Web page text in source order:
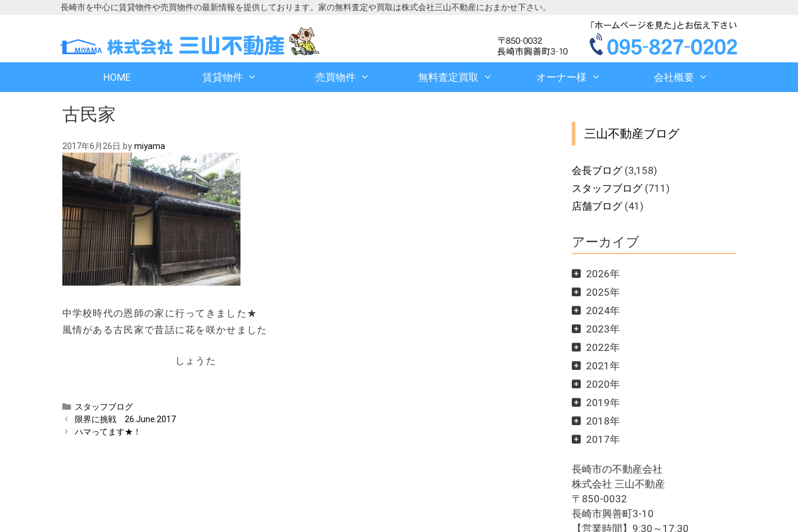
長崎市を中心に賃貸物件や売買物件の最新情報を提供しております。家の無料査定や買取は株式会社三山不動産におまかせ下さい。
ン
へ
ン
へ
HOME 賃貸物件 売買物件 無料査定買取 オーナー様 会社概要
古民家
2017年6月26日 by miyama
中学校時代の恩師の家に行ってきました★
風情がある古民家で昔話に花を咲かせました
しょうた
カ
テ
ゴ
スタッフブログ
限界に挑戦 26.June.2017
ハマってます★！
三山不動産ブログ
会長ブログ(3,158)
スタッフブログ(711)
店舗ブログ(41)
アーカイブ
2026年
2025年
2024年
2023年
2022年
2021年
2020年
2019年
2018年
2017年
長崎市の不動産会社
株式会社 三山不動産
〒850-0032
長崎市興善町3-10
【営業時間】9:30～17:30